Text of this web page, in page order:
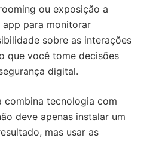
ou exposição a
app para monitorar
sobre as interações
que você tome decisões
digital.
combina tecnologia com
deve apenas instalar um
mas usar as